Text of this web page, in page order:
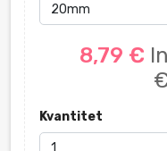
8,79 €
Kvantitet